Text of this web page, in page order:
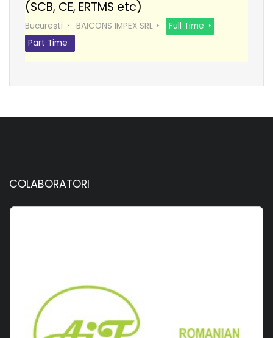
(SCB, CE, ERTMS etc)
București BAICONS IMPEX SRL
Full Time
Part Time
COLABORATORI